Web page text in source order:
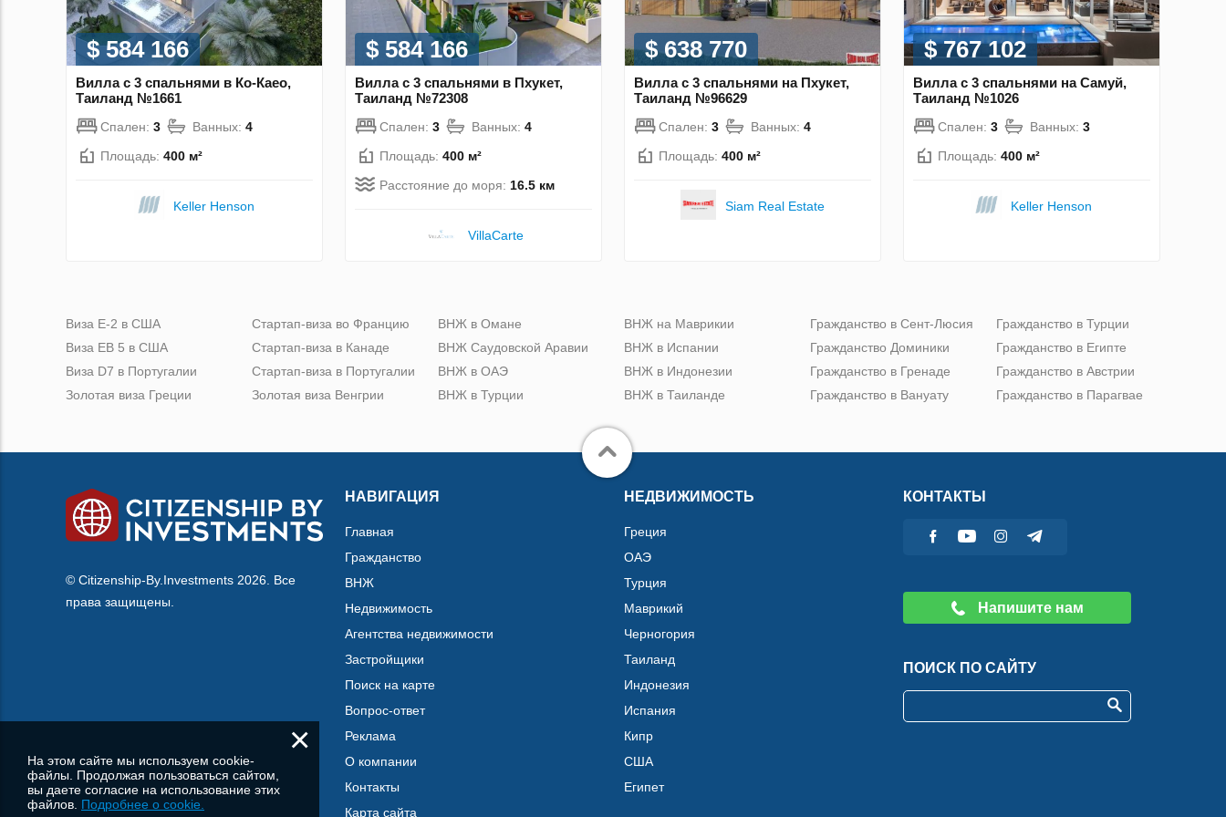
$ 584 166
Вилла с 3 спальнями в Ко-Каео,
Таиланд №1661
Спален: 3 Ванных: 4
Площадь: 400 м²
Keller Henson
$ 584 166
Вилла с 3 спальнями в Пхукет,
Таиланд №72308
Спален: 3 Ванных: 4
Площадь: 400 м²
Расстояние до моря: 16.5 км
VillaСarte
$ 638 770
Вилла с 3 спальнями на Пхукет,
Таиланд №96629
Спален: 3 Ванных: 4
Площадь: 400 м²
Siam Real Estate
$ 767 102
Вилла с 3 спальнями на Самуй,
Таиланд №1026
Спален: 3 Ванных: 3
Площадь: 400 м²
Keller Henson
Виза Е-2 в США
Виза ЕВ 5 в США
Виза D7 в Португалии
Золотая виза Греции
Стартап-виза во Францию
Стартап-виза в Канаде
Стартап-виза в Португалии
Золотая виза Венгрии
ВНЖ в Омане
ВНЖ Саудовской Аравии
ВНЖ в ОАЭ
ВНЖ в Турции
ВНЖ на Маврикии
ВНЖ в Испании
ВНЖ в Индонезии
ВНЖ в Таиланде
Гражданство в Сент-Люсия
Гражданство Доминики
Гражданство в Гренаде
Гражданство в Вануату
Гражданство в Турции
Гражданство в Египте
Гражданство в Австрии
Гражданство в Парагвае
© Citizenship-By.Investments 2026. Все
права защищены.
НАВИГАЦИЯ
Главная
Гражданство
ВНЖ
Недвижимость
Агентства недвижимости
Застройщики
Поиск на карте
Вопрос-ответ
Реклама
О компании
Контакты
Карта сайта
НЕДВИЖИМОСТЬ
Греция
ОАЭ
Турция
Маврикий
Черногория
Таиланд
Индонезия
Испания
Кипр
США
Египет
КОНТАКТЫ
Напишите нам
ПОИСК ПО САЙТУ
×
На этом сайте мы используем cookie-
файлы. Продолжая пользоваться сайтом,
вы даете согласие на использование этих
файлов. Подробнее о cookie.